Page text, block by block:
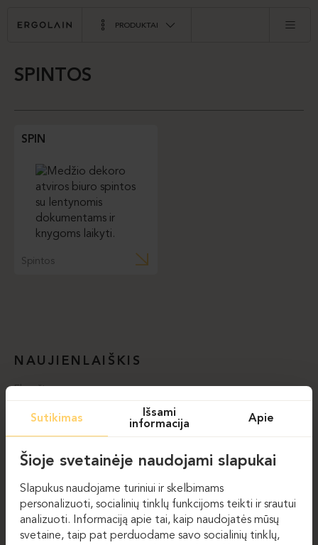
PRODUKTAI
SPINTOS
SPIN
Spintos
NAUJIENLAIŠKIS
El. paštas
Sutinku su svetainėje taikoma privatumo politika.
PRENUMERUOTI
Sutikimas
Išsami
informacija
Apie
Šioje svetainėje naudojami slapukai
Slapukus naudojame turiniui ir skelbimams
personalizuoti, socialinių tinklų funkcijoms teikti ir srautui
analizuoti. Informaciją apie tai, kaip naudojatės mūsų
svetaine, taip pat perduodame savo socialinių tinklų,